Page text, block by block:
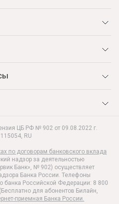
ЦБ РФ № 902 от 09.08.2022 г.
115054, RU
по договорам банковского вклада
надзор за деятельностью
Банк», № 902) осуществляет
Банка России. Телефоны
банка Российской Федерации: 8 800
для абонентов Билайн,
приемная Банка России.